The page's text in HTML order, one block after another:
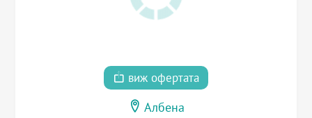
виж офертата
Албена